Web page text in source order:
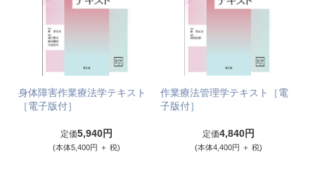
身体障害作業療法学テキスト
［電子版付］
定価5,940円
(本体5,400円 ＋ 税)
作業療法管理学テキスト［電
子版付］
定価4,840円
(本体4,400円 ＋ 税)